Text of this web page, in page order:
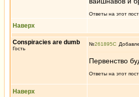
Ответы на этот
Наверх
Conspiracies are dumb
Гость
№261895
Первенство
Ответы на этот
Наверх